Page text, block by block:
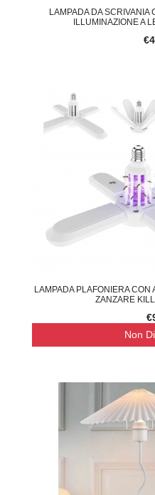
LAMPADA DA SCRIVANIA
ILLUMINAZIONE A
LAMPADA PLAFONIERA CON
ZANZARE
Non